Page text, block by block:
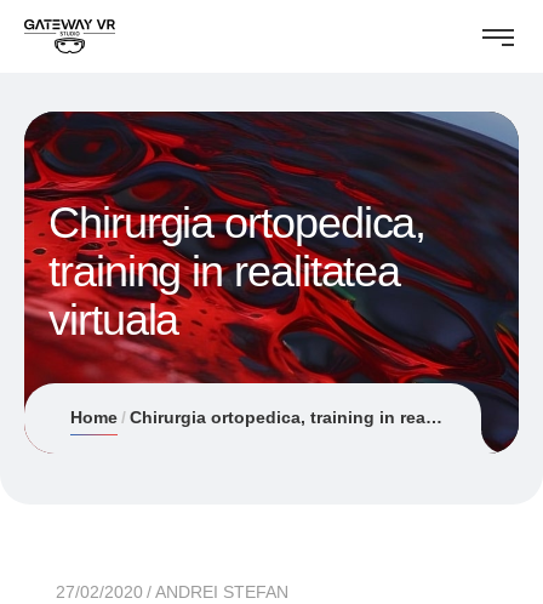
Chirurgia ortopedica,
training in realitatea
virtuala
Home Chirurgia ortopedica, training in realitatea virtuala
27/02/2020 ANDREI STEFAN